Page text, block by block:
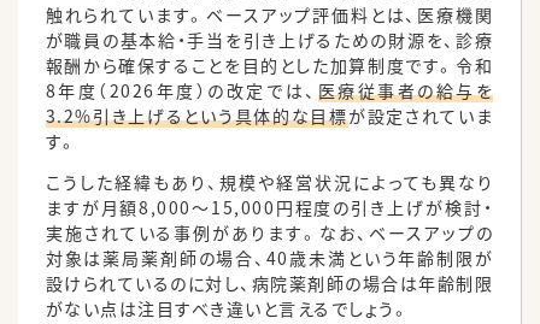
触れられています。ベースアップ評価料とは、医療機関
が職員の基本給・手当を引き上げるための財源を、診療
報酬から確保することを目的とした加算制度です。令和
8年度（2026年度）の改定では、 医療従事者の給与を
3.2%引き上げるという具体的な目標が設定されていま
す。
こうした経緯もあり、規模や経営状況によっても異なり
ますが月額8,000～15,000円程度の引き上げが検討・
実施されている事例があります。なお、ベースアップの
対象は薬局薬剤師の場合、40歳未満という年齢制限が
設けられているのに対し、病院薬剤師の場合は年齢制限
がない点は注目すべき違いと言えるでしょう。